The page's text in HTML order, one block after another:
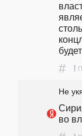
# !
Не
во